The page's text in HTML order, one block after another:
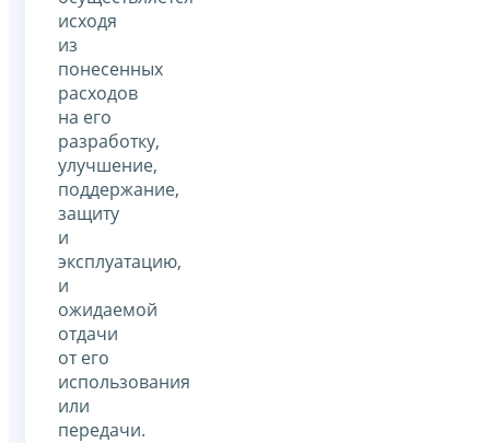
исходя
из
понесенных
расходов
на его
разработку,
улучшение,
поддержание,
защиту
и
эксплуатацию,
и
ожидаемой
отдачи
от его
использования
или
передачи.